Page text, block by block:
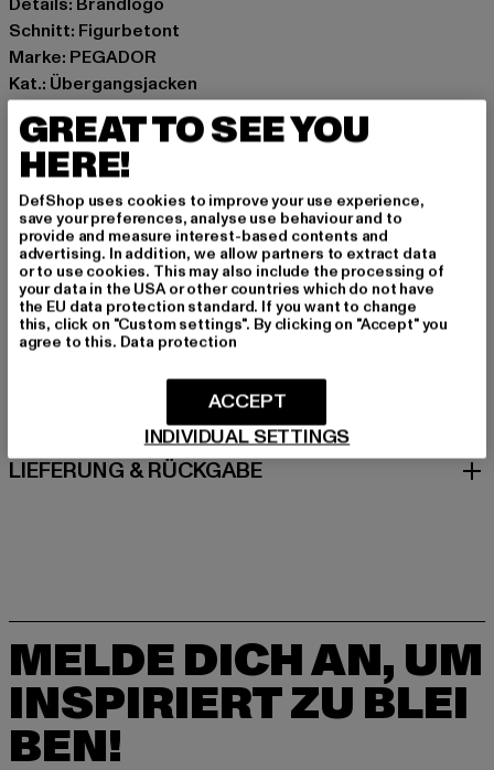
Schnitt: Figurbetont
Marke: PEGADOR
Kat.: Übergangsjacken
Farbe: schwarz
Hersteller Farbe: black
Materialzusammensetzung: 92% Polyester, 8% Elasthan
Art.Nr: PGDR3709-00007
Hersteller: The Mad Agency GmbH |
info@themad.agency
Hollefeldstraße 16 | 48282 Emsdetten | DE
GRÖSSE & PASSFORM
PFLEGEHINWEISE
LIEFERUNG & RÜCKGABE
MELDE DICH AN, UM
INSPIRIERT ZU BLEI
BEN!
GREAT TO SEE YOU
HERE!
DefShop uses cookies to improve your use experience,
save your preferences, analyse use behaviour and to
provide and measure interest-based contents and
advertising. In addition, we allow partners to extract data
or to use cookies. This may also include the processing of
your data in the USA or other countries which do not have
the EU data protection standard. If you want to change
this, click on "Custom settings". By clicking on "Accept" you
agree to this. Data protection
INDIVIDUAL SETTINGS
ACCEPT